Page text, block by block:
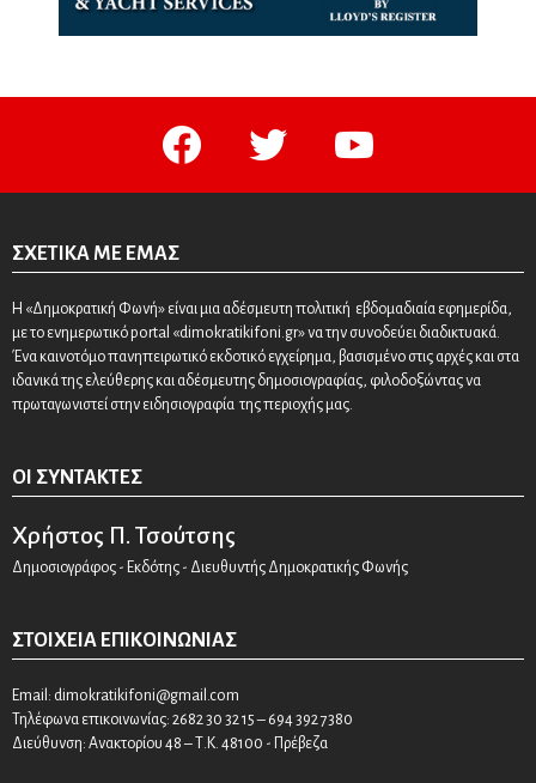
facebook twitter youtube
ΣΧΕΤΙΚΆ ΜΕ ΕΜΆΣ
Η «Δημοκρατική Φωνή» είναι μια αδέσμευτη πολιτική εβδομαδιαία εφημερίδα,
με το ενημερωτικό portal «dimokratikifoni.gr» να την συνοδεύει διαδικτυακά.
Ένα καινοτόμο πανηπειρωτικό εκδοτικό εγχείρημα, βασισμένο στις αρχές και στα
ιδανικά της ελεύθερης και αδέσμευτης δημοσιογραφίας, φιλοδοξώντας να
πρωταγωνιστεί στην ειδησιογραφία της περιοχής μας.
ΟΙ ΣΥΝΤΆΚΤΕΣ
Χρήστος Π. Τσούτσης
Δημοσιογράφος - Εκδότης - Διευθυντής Δημοκρατικής Φωνής
ΣΤΟΙΧΕΊΑ ΕΠΙΚΟΙΝΩΝΊΑΣ
Email: dimokratikifoni@gmail.com
Τηλέφωνα επικοινωνίας: 2682 30 32 15 – 694 392 7380
Διεύθυνση: Ανακτορίου 48 – Τ.Κ. 48100 - Πρέβεζα